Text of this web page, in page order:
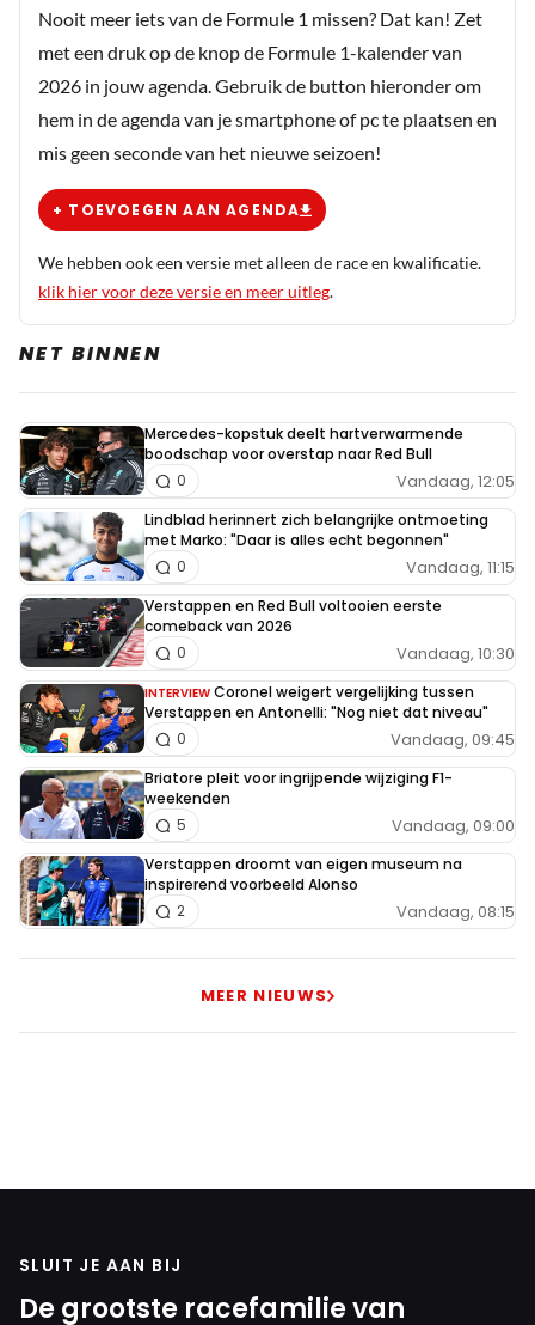
Nooit meer iets van de Formule 1 missen? Dat kan! Zet
met een druk op de knop de Formule 1-kalender van
2026 in jouw agenda. Gebruik de button hieronder om
hem in de agenda van je smartphone of pc te plaatsen en
mis geen seconde van het nieuwe seizoen!
+ TOEVOEGEN AAN AGENDA
We hebben ook een versie met alleen de race en kwalificatie.
klik hier voor deze versie en meer uitleg.
NET BINNEN
Mercedes-kopstuk deelt hartverwarmende
boodschap voor overstap naar Red Bull
Vandaag, 12:05
0
Lindblad herinnert zich belangrijke ontmoeting
met Marko: "Daar is alles echt begonnen"
Vandaag, 11:15
0
Verstappen en Red Bull voltooien eerste
comeback van 2026
Vandaag, 10:30
0
INTERVIEW Coronel weigert vergelijking tussen
Verstappen en Antonelli: "Nog niet dat niveau"
Vandaag, 09:45
0
Briatore pleit voor ingrijpende wijziging F1-
weekenden
Vandaag, 09:00
5
Verstappen droomt van eigen museum na
inspirerend voorbeeld Alonso
Vandaag, 08:15
2
MEER NIEUWS
SLUIT JE AAN BIJ
De grootste racefamilie van